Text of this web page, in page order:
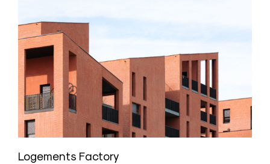
Logements Factory